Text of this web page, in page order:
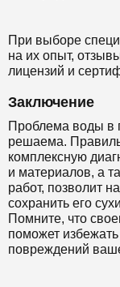
При выборе
на их опыт,
лицензий и
Заключение
Проблема воды в
решаема.
комплексную
и материалов, а
работ, позволит
сохранить его
Помните, что
поможет
повреждений